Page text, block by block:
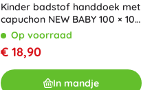
Kinder badstof handdoek met
capuchon NEW BABY 100 × 100
cm roze olifantje
Op voorraad
€ 18,90
In mandje